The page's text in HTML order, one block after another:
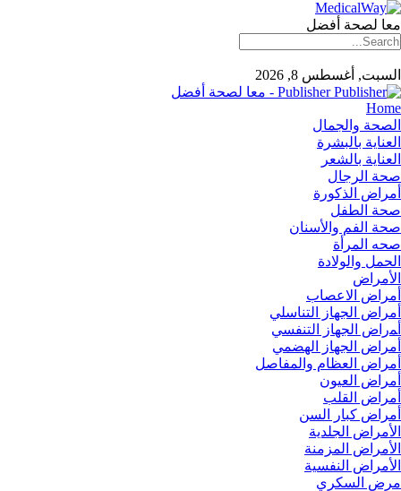
معا لصحة أفضل
السبت, أغسطس 8, 2026
Publisher - معا لصحة أفضل
Home
الصحة والجمال
العناية بالبشرة
العناية بالشعر
صحة الرجال
أمراض الذكورة
صحة الطفل
صحة الفم والأسنان
صحه المرأة
الحمل والولادة
الأمراض
أمراض الاعصاب
أمراض الجهاز التناسلي
أﻤراض اﻟﺠﻬﺎز اﻟﺘﻨﻔﺴﻲ
أمراض الجهاز الهضمي
أمراض العظام والمفاصل
أمراض العيون
أمراض القلب
أمراض كبار السن
الأمراض الجلدية
الأمراض المزمنة
الأمراض النفسية
مرض السكري